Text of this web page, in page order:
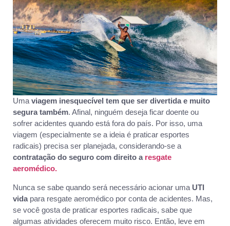
Uma viagem inesquecível tem que ser divertida e muito
segura também. Afinal, ninguém deseja ficar doente ou
sofrer acidentes quando está fora do país. Por isso, uma
viagem (especialmente se a ideia é praticar esportes
radicais) precisa ser planejada, considerando-se a
contratação do seguro com direito a resgate
aeromédico.
Nunca se sabe quando será necessário acionar uma UTI
vida para resgate aeromédico por conta de acidentes. Mas,
se você gosta de praticar esportes radicais, sabe que
algumas atividades oferecem muito risco. Então, leve em